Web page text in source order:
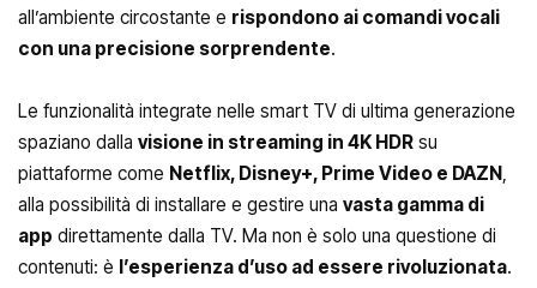
all’ambiente circostante e rispondono ai comandi vocali
con una precisione sorprendente.
Le funzionalità integrate nelle smart TV di ultima generazione
spaziano dalla visione in streaming in 4K HDR su
piattaforme come Netflix, Disney+, Prime Video e DAZN,
alla possibilità di installare e gestire una vasta gamma di
app direttamente dalla TV. Ma non è solo una questione di
contenuti: è l’esperienza d’uso ad essere rivoluzionata.